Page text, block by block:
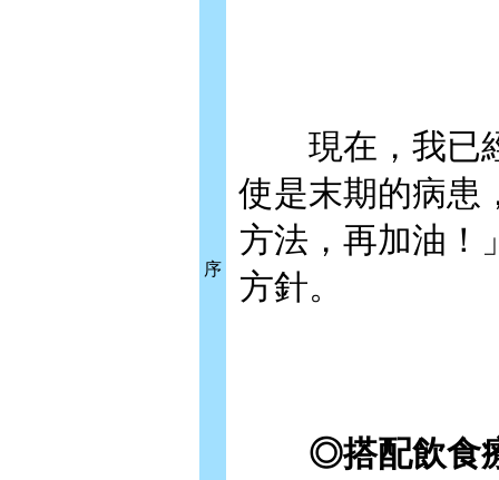
序
現在，我已經
使是末期的病患
方法，再加油！
方針。
◎搭配飲食